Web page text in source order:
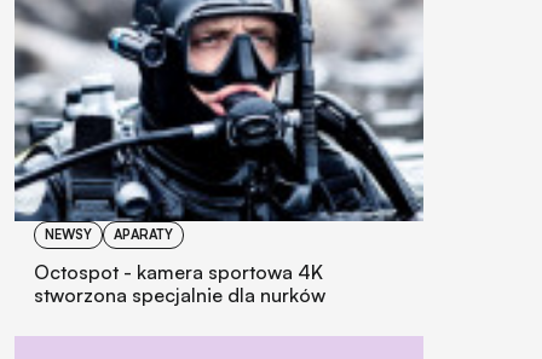
NEWSY APARATY
Octospot - kamera sportowa 4K
stworzona specjalnie dla nurków